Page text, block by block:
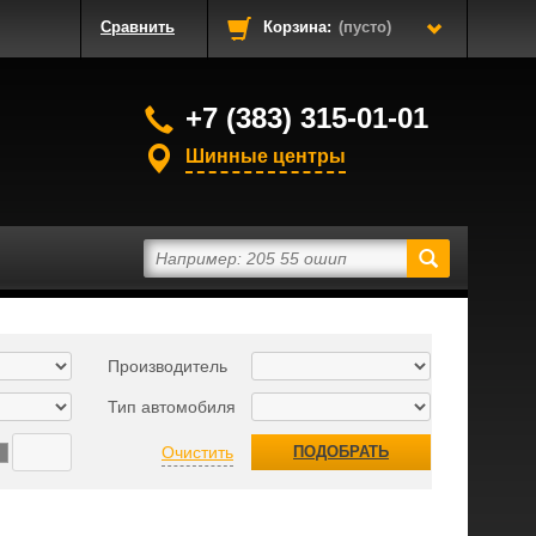
Сравнить Корзина: (пусто)
+7 (383) 315-01-01
Шинные центры
Производитель
Тип автомобиля
Очистить ПОДОБРАТЬ